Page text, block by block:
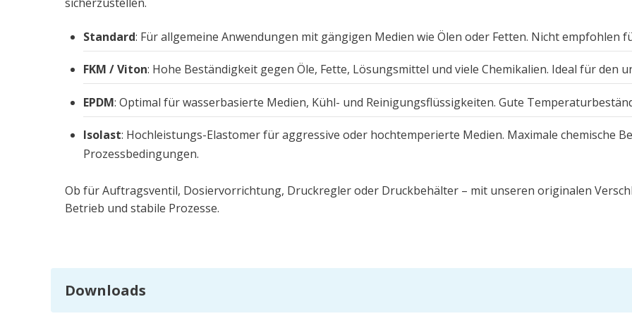
Standard: Für allgemeine Anwendungen mit gängigen Medien wie Ölen oder Fetten. Nicht empfohlen
FKM / Viton: Hohe Beständigkeit gegen Öle, Fette, Lösungsmittel und viele Chemikalien. Ideal für den
EPDM: Optimal für wasserbasierte Medien, Kühl- und Reinigungsflüssigkeiten. Gute
Isolast: Hochleistungs-Elastomer für aggressive oder hochtemperierte Medien. Maximale chemische
Prozessbedingungen.
Ob für Auftragsventil, Dosiervorrichtung, Druckregler oder Druckbehälter – mit unseren originalen
Betrieb und stabile Prozesse.
Downloads